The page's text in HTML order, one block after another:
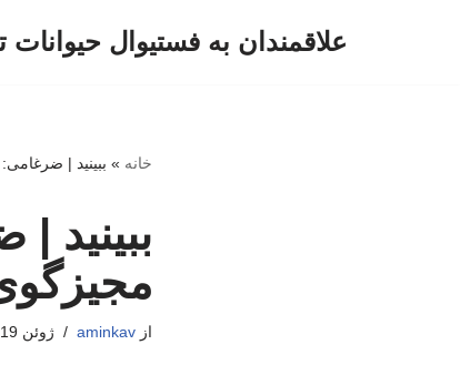
علاقمندان به فستیوال حیوانات
خانه » ببینید |
ببینید
ازaminkav ژوئن 19, 2026